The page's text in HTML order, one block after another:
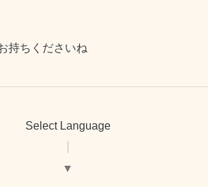
持ちくださいね
Select Language
▼